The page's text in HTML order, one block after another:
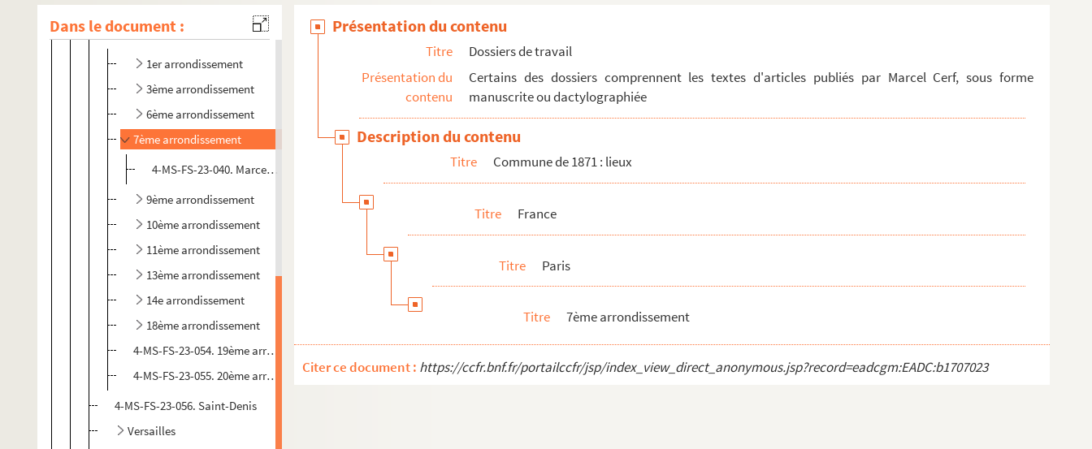
Dans le document :
4-MS-FS-23-036. Narbonne
Paris
1er arrondissement
3ème arrondissement
6ème arrondissement
7ème arrondissement
4-MS-FS-23-040. Marcel Cerf.
La rue du Bac pendant la semaine sanglante
9ème arrondissement
10ème arrondissement
11ème arrondissement
13ème arrondissement
14e arrondissement
18ème arrondissement
4-MS-FS-23-054. 19ème arrondissement
4-MS-FS-23-055. 20ème arrondissement
4-MS-FS-23-056. Saint-Denis
Versailles
Présentation du contenu
Titre
Dossiers de travail
Présentation du
contenu
Certains des dossiers comprennent les textes d'articles publiés par Marcel Cerf, sous forme
manuscrite ou dactylographiée
Description du contenu
Titre Commune de 1871 : lieux
Titre France
Titre Paris
Titre 7ème arrondissement
Citer ce document : https://ccfr.bnf.fr/portailccfr/jsp/index_view_direct_anonymous.jsp?record=eadcgm:EADC:b1707023